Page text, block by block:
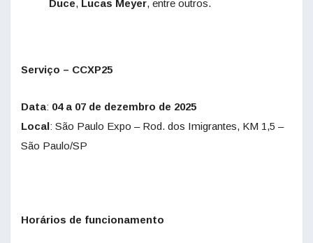
Duce, Lucas Meyer, entre outros.
Serviço – CCXP25
Data: 04 a 07 de dezembro de 2025
Local: São Paulo Expo – Rod. dos Imigrantes, KM 1,5 –
São Paulo/SP
Horários de funcionamento